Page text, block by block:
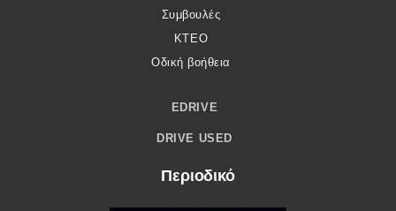
Συμβουλές
ΚΤΕΟ
Οδική βοήθεια
EDRIVE
DRIVE USED
Περιοδικό